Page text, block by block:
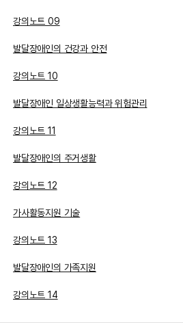
강의노트 09
발달장애인의 건강과 안전
강의노트 10
발달장애인 일상생활능력과 위험관리
강의노트 11
발달장애인의 주거생활
강의노트 12
가사활동지원 기술
강의노트 13
발달장애인의 가족지원
강의노트 14